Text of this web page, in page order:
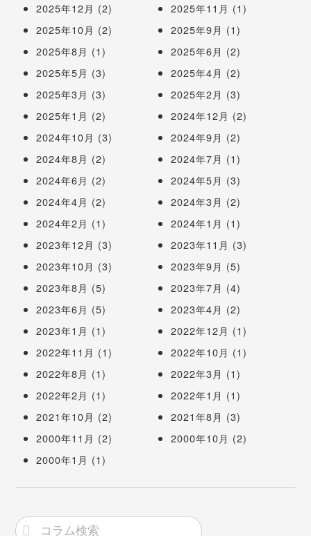
2025年12月 (2) 2025年11月 (1)
2025年10月 (2) 2025年9月 (1)
2025年8月 (1) 2025年6月 (2)
2025年5月 (3) 2025年4月 (2)
2025年3月 (3) 2025年2月 (3)
2025年1月 (2) 2024年12月 (2)
2024年10月 (3) 2024年9月 (2)
2024年8月 (2) 2024年7月 (1)
2024年6月 (2) 2024年5月 (3)
2024年4月 (2) 2024年3月 (2)
2024年2月 (1) 2024年1月 (1)
2023年12月 (3) 2023年11月 (3)
2023年10月 (3) 2023年9月 (5)
2023年8月 (5) 2023年7月 (4)
2023年6月 (5) 2023年4月 (2)
2023年1月 (1) 2022年12月 (1)
2022年11月 (1) 2022年10月 (1)
2022年8月 (1) 2022年3月 (1)
2022年2月 (1) 2022年1月 (1)
2021年10月 (2) 2021年8月 (3)
2000年11月 (2) 2000年10月 (2)
2000年1月 (1)